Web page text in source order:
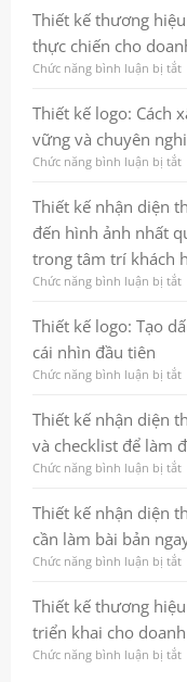
Thiết kế thương
thực chiến cho
Chức năng bình luận bị tắtở
là
Thiết kế logo: Cách
vững và chuyên
Chức năng bình luận bị tắtở
kế
Thiết kế nhận diện
đến hình ảnh nhất
trong tâm trí khách
Chức năng bình luận bị tắtở
kế
Từ
Thiết kế logo: Tạo
cái nhìn đầu tiên
Chức năng bình luận bị tắtở
kế
Thiết kế nhận diện
và checklist để làm
Chức năng bình luận bị tắtở
kế
Thiết kế nhận diện
cần làm bài bản
Chức năng bình luận bị tắtở
Thiết kế thương
triển khai cho
Chức năng bình luận bị tắtở